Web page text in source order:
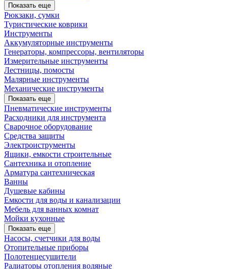
Показать еще
Рюкзаки, сумки
Туристические коврики
Инструменты
Аккумуляторные инструменты
Генераторы, компрессоры, вентиляторы
Измерительные инструменты
Лестницы, помосты
Малярные инструменты
Механические инструменты
Показать еще
Пневматические инструменты
Расходники для инструмента
Сварочное оборудование
Средства защиты
Электроиструменты
Ящики, емкости строительные
Сантехника и отопление
Арматура сантехническая
Ванны
Душевые кабины
Емкости для воды и канализации
Мебель для ванных комнат
Мойки кухонные
Показать еще
Насосы, счетчики для воды
Отопительные приборы
Полотенцесушители
Радиаторы отопления водяные